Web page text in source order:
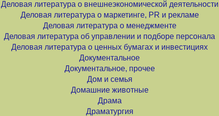
Деловая литература о внешнеэкономической деятельности
Деловая литература о маркетинге, PR и рекламе
Деловая литература о менеджменте
Деловая литература об управлении и подборе персонала
Деловая литература о ценных бумагах и инвестициях
Документальное
Документальное, прочее
Дом и семья
Домашние животные
Драма
Драматургия